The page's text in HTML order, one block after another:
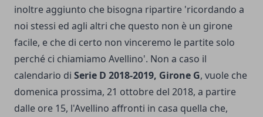
inoltre aggiunto che bisogna ripartire 'ricordando a
noi stessi ed agli altri che questo non è un girone
facile, e che di certo non vinceremo le partite solo
perché ci chiamiamo Avellino'. Non a caso il
calendario di Serie D 2018-2019, Girone G, vuole che
domenica prossima, 21 ottobre del 2018, a partire
dalle ore 15, l'Avellino affronti in casa quella che,